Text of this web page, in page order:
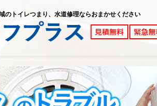
のトイレつまり、水道修理ならおまかせください